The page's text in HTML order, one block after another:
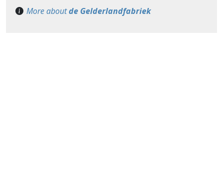
More aboutde Gelderlandfabriek